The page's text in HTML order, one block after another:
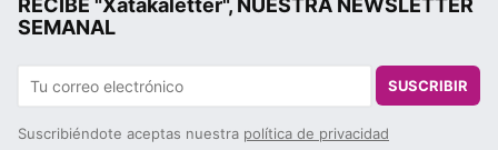
RECIBE "Xatakaletter", NUESTRA NEWSLETTER
SEMANAL
SUSCRIBIR
Suscribiéndote aceptas nuestra política de privacidad